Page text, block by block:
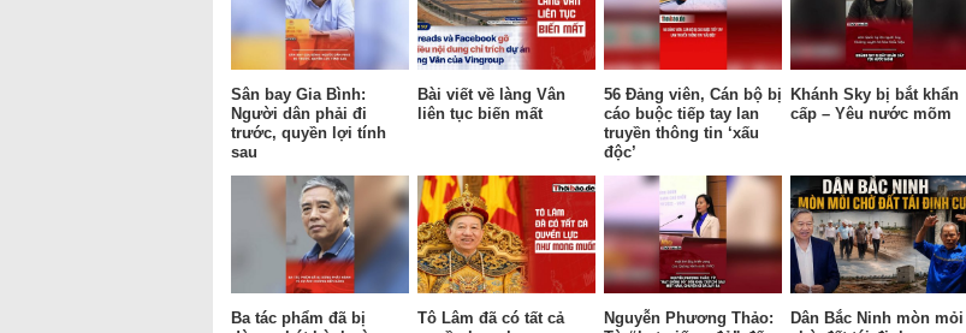
Sân bay Gia Bình:
Người dân phải đi
trước, quyền lợi tính
sau
Bài viết về làng Vân
liên tục biến mất
56 Đảng viên, Cán bộ bị
cáo buộc tiếp tay lan
truyền thông tin ‘xấu
độc’
Khánh Sky bị bắt khẩn
cấp – Yêu nước mõm
Ba tác phẩm đã bị
Tô Lâm đã có tất cả
Nguyễn Phương Thảo:
Dân Bắc Ninh mòn mỏi